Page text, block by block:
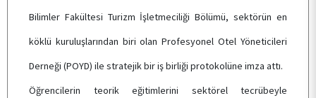
KURUMSAL
Bilimler Fakültesi Turizm İşletmeciliği Bölümü, sektörün en
köklü kuruluşlarından biri olan Profesyonel Otel Yöneticileri
Derneği (POYD) ile stratejik bir iş birliği protokolüne imza attı.
Öğrencilerin teorik eğitimlerini sektörel tecrübeyle